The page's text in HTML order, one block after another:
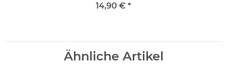
14,90 € *
Ähnliche Artikel